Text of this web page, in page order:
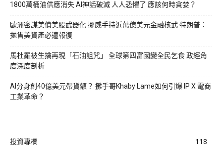
1800萬桶油供應消失 AI神話破滅 人人恐懼了 應該何時貪婪？
歐洲密謀美債美股武器化 挪威手持近萬億美元金融核武 特朗普：
拋售美資產必遭報復
馬杜羅被生擒再現「石油詛咒」 全球第四富國變全民乞食 政經角
度深度剖析
AI分身創40億美元帶貨額？ 攤手哥Khaby Lame如何引爆 IP X 電商
工業革命？
投資專欄
118